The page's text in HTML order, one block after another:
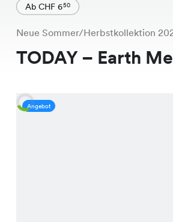
Ab CHF 650
Neue Sommer/Herbstkollektion
TODAY – Earth
Angebot